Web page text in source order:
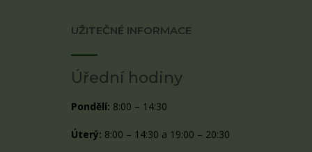
UŽITEČNÉ INFORMACE
Úřední hodiny
Pondělí: 8:00 – 14:30
Úterý: 8:00 – 14:30 a 19:00 – 20:30